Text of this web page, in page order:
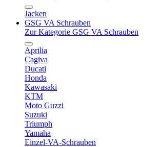
Jacken
GSG VA Schrauben
Zur Kategorie GSG VA Schrauben
Aprilia
Cagiva
Ducati
Honda
Kawasaki
KTM
Moto Guzzi
Suzuki
Triumph
Yamaha
Einzel-VA-Schrauben